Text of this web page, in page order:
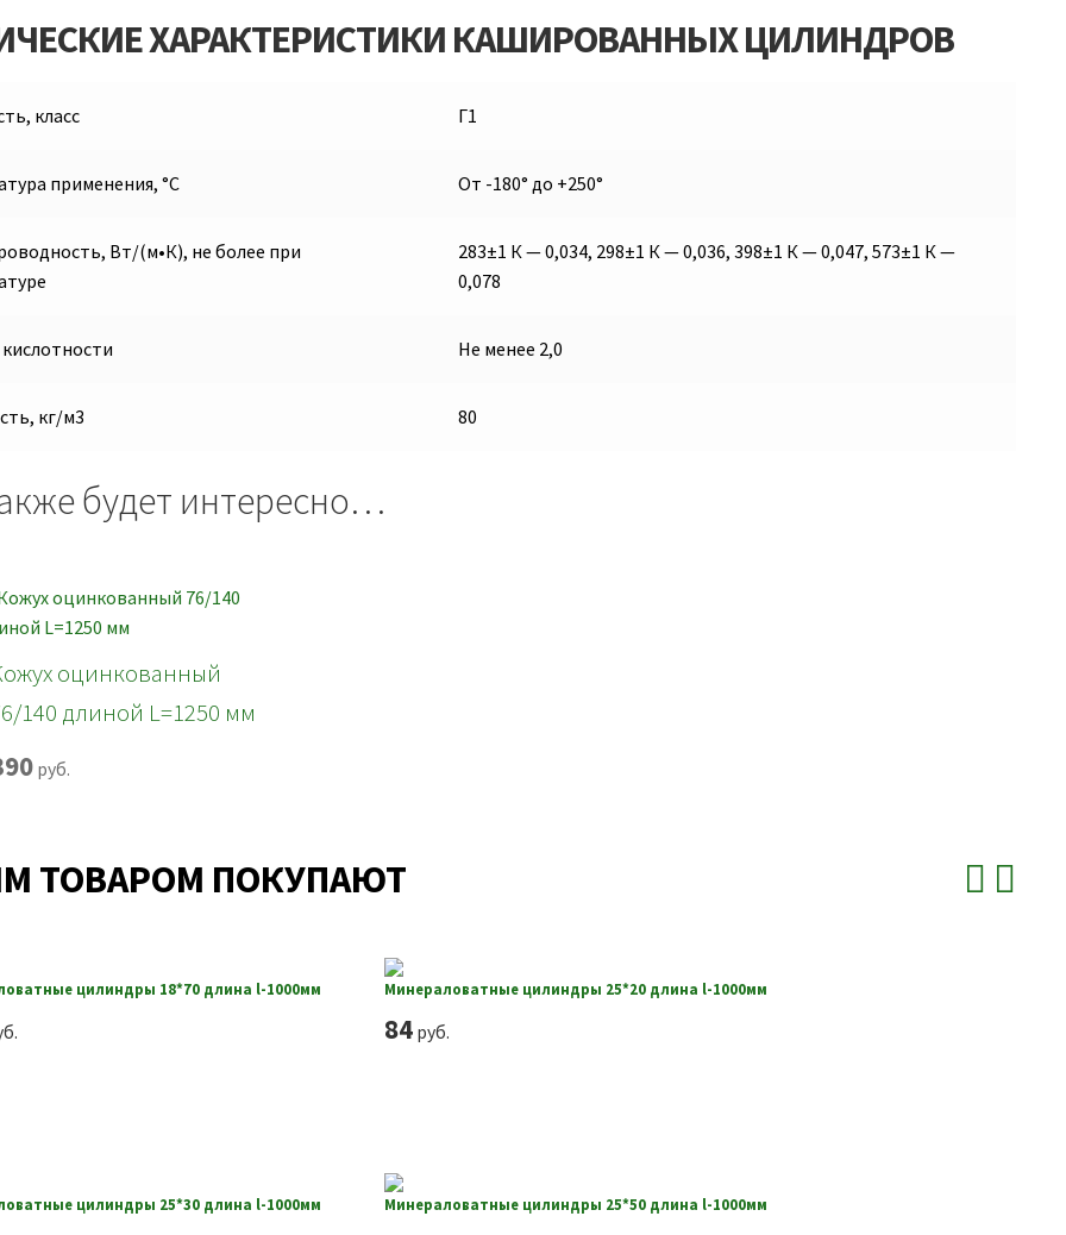
ХАРАКТЕРИСТИКИ КАШИРОВАННЫХ ЦИЛИНДРОВ
класс Г1
применения, °С От -180° до +250°
Вт/(м•К), не более при
283±1 К — 0,034, 298±1 К — 0,036, 398±1 К — 0,047, 573±1 К —
0,078
Не менее 2,0
кг/м3 80
будет интересно…
оцинкованный
140 длиной L=1250 мм
руб.
ТОВАРОМ ПОКУПАЮТ
цилиндры 18*70 длина l-1000мм Минераловатные цилиндры 25*20 длина l-1000мм
84руб.
цилиндры 25*30 длина l-1000мм Минераловатные цилиндры 25*50 длина l-1000мм